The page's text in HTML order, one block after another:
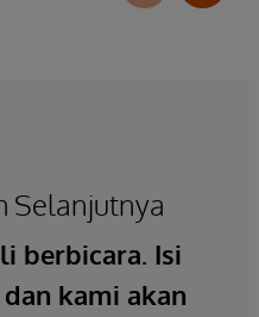
Selanjutnya
berbicara. Isi
kami akan